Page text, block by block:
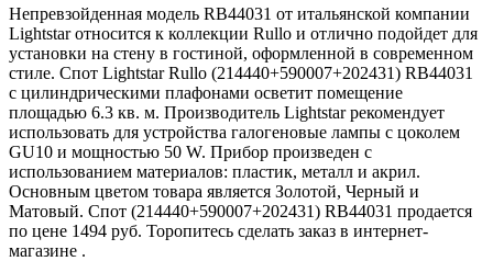
Непревзойденная модель RB44031 от итальянской компании
Lightstar относится к коллекции Rullo и отлично подойдет для
установки на стену в гостиной, оформленной в современном
стиле. Спот Lightstar Rullo (214440+590007+202431) RB44031
с цилиндрическими плафонами осветит помещение
площадью 6.3 кв. м. Производитель Lightstar рекомендует
использовать для устройства галогеновые лампы с цоколем
GU10 и мощностью 50 W. Прибор произведен с
использованием материалов: пластик, металл и акрил.
Основным цветом товара является Золотой, Черный и
Матовый. Спот (214440+590007+202431) RB44031 продается
по цене 1494 руб. Торопитесь сделать заказ в интернет-
магазине .